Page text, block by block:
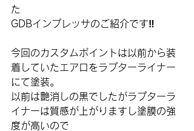
た
GDBインプレッサのご紹介です‼️
今回のカスタムポイントは以前から装
着していたエアロをラプターライナー
にて塗装。
以前は艶消しの黒でしたがラプターラ
イナーは質感が上がりますし塗膜の強
度が高いので